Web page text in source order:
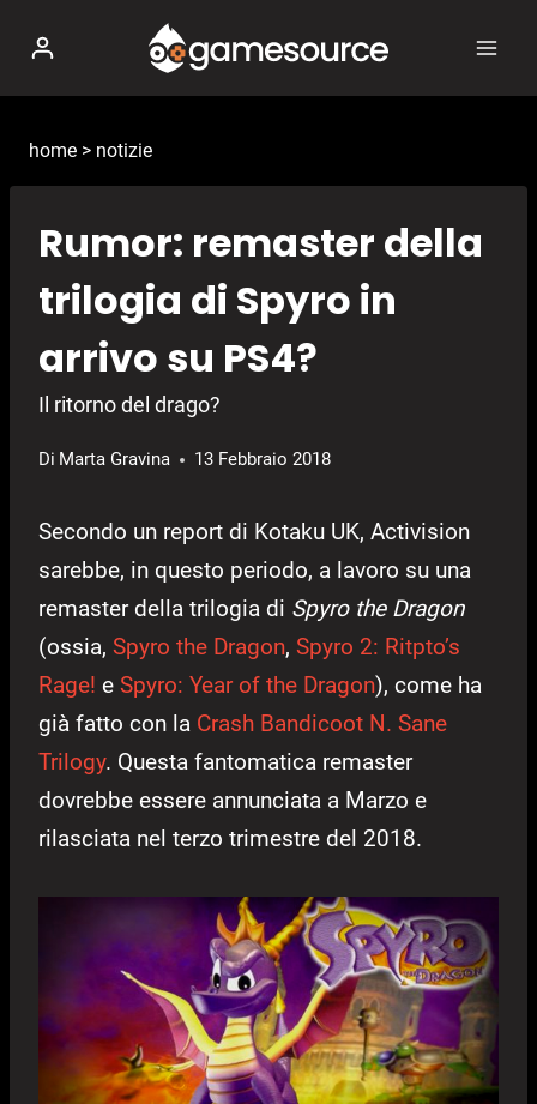
contenuto
home > notizie
Rumor: remaster della
trilogia di Spyro in
arrivo su PS4?
Il ritorno del drago?
Di Marta Gravina 13 Febbraio 2018
Secondo un report di Kotaku UK, Activision
sarebbe, in questo periodo, a lavoro su una
remaster della trilogia di Spyro the Dragon
(ossia, Spyro the Dragon, Spyro 2: Ritpto’s
Rage! e Spyro: Year of the Dragon), come ha
già fatto con la Crash Bandicoot N. Sane
Trilogy. Questa fantomatica remaster
dovrebbe essere annunciata a Marzo e
rilasciata nel terzo trimestre del 2018.